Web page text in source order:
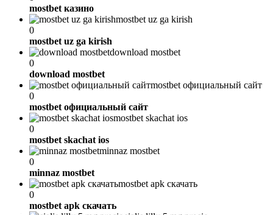
mostbet казино
mostbet uz ga kirish
0
mostbet uz ga kirish
download mostbet
0
download mostbet
mostbet официальный сайт
0
mostbet официальный сайт
mostbet skachat ios
0
mostbet skachat ios
minnaz mostbet
0
minnaz mostbet
mostbet apk скачать
0
mostbet apk скачать